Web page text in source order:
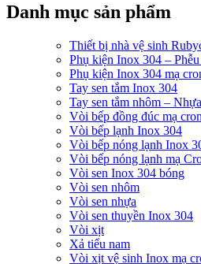
Danh mục sản phẩm
Thiết bị nhà vệ sinh
Phụ kiện Inox 304 –
Phụ kiện Inox 304 mạ
Tay sen tắm Inox 304
Tay sen tắm nhôm –
Vòi bếp đồng đúc mạ
Vòi bếp lạnh Inox 304
Vòi bếp nóng lạnh Inox
Vòi bếp nóng lạnh mạ
Vòi sen Inox 304 bóng
Vòi sen nhôm
Vòi sen nhựa
Vòi sen thuyền Inox 304
Vòi xịt
Xả tiểu nam
Vòi xịt vệ sinh Inox mạ